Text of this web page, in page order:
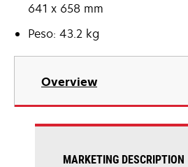
641 x 658 mm
Peso: 43.2 kg
Overview
MARKETING DESCRIPTION